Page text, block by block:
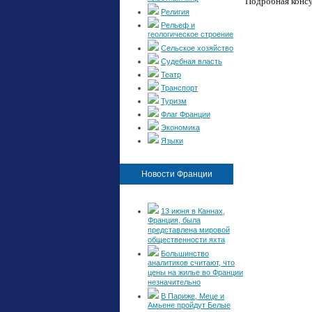
Религия
Рельеф и
геологическое строение
Сельское хозяйство
Судебная власть
Театр
Транспорт
Туризм
Флаг Франции
Экономика
Языки
Новости Франции
13 июня в Каннах,
Франция, была
представлена мировой
общественности яхта
Большинство
аналитиков считают, что
цены на жилье во Франции
незначительно
В Париже, Меце и
Амьене пройдут Белые